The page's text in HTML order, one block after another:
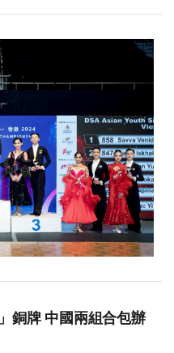
銅牌 中國兩組合包辦